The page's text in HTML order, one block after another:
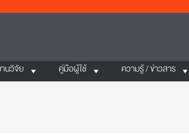
านวิจัย คู่มือผู้ใช้ ความรู้ / ข่าวสาร